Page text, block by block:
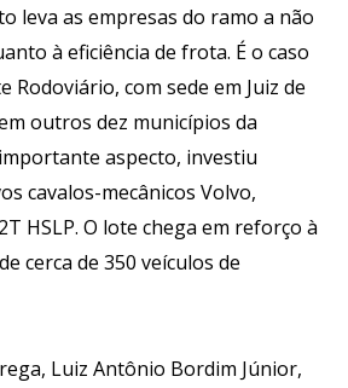
leva as empresas do ramo a não
à eficiência de frota. É o caso
com sede em Juiz de
outros dez municípios da
aspecto, investiu
cavalos-mecânicos Volvo,
HSLP. O lote chega em reforço à
cerca de 350 veículos de
Luiz Antônio Bordim Júnior,